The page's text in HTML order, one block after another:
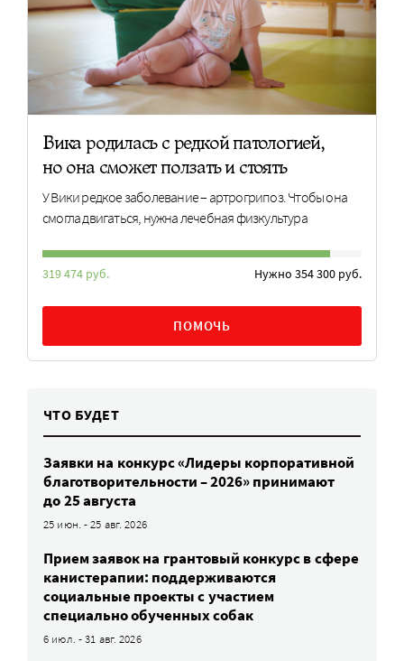
Вика родилась с редкой патологией,
но она сможет ползать и стоять
У Вики редкое заболевание – артрогрипоз. Чтобы она
смогла двигаться, нужна лечебная физкультура
319 474 руб. Нужно 354 300 руб.
ПОМОЧЬ
ЧТО БУДЕТ
Заявки на конкурс «Лидеры корпоративной
благотворительности – 2026» принимают
до 25 августа
25 июн. - 25 авг. 2026
Прием заявок на грантовый конкурс в сфере
канистерапии: поддерживаются
социальные проекты с участием
специально обученных собак
6 июл. - 31 авг. 2026